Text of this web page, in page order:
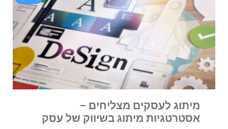
מיתוג לעסקים מצליחים –
אסטרטגיות מיתוג בשיווק של עסק